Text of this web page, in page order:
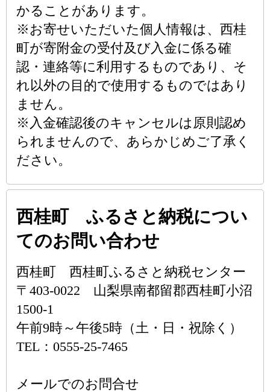
かることがあります。
※お寄せいただいた個人情報は、西桂
町が寄附金の受付及び入金に係る確
認・連絡等に利用するものであり、そ
れ以外の目的で使用するものではあり
ません。
※入金確認後のキャンセルは原則認め
られませんので、あらかじめご了承く
ださい。
西桂町 ふるさと納税につい
てのお問い合わせ
西桂町 西桂町ふるさと納税センター
〒403-0022 山梨県南都留郡西桂町小沼
1500-1
午前9時～午後5時（土・日・祝除く）
TEL：0555-25-7465
メールでのお問合せ